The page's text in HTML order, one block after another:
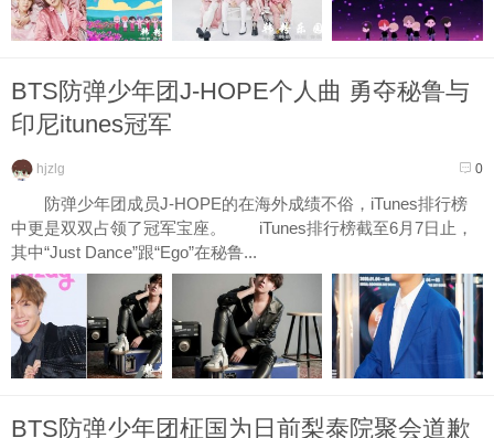
BTS防弹少年团J-HOPE个人曲 勇夺秘鲁与
印尼itunes冠军
0
hjzlg
防弹少年团成员J-HOPE的在海外成绩不俗，iTunes排行榜
中更是双双占领了冠军宝座。 iTunes排行榜截至6月7日止，
其中“Just Dance”跟“Ego”在秘鲁...
BTS防弹少年团柾国为日前梨泰院聚会道歉